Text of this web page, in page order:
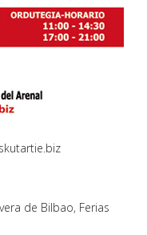
de Bilbao, Ferias